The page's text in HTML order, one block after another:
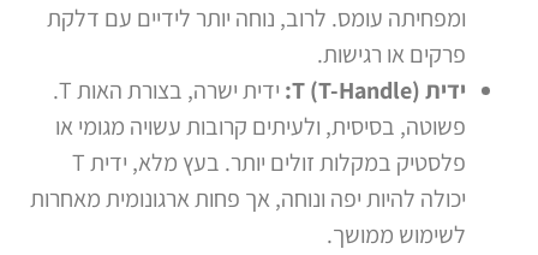
ומפחיתה עומס. לרוב, נוחה יותר לידיים עם דלקת
פרקים או רגישות.
ידית T (T-Handle):
פשוטה, בסיסית, ולעיתים קרובות עשויה מגומי או
פלסטיק במקלות זולים יותר. בעץ מלא, ידית T
יכולה להיות יפה ונוחה, אך פחות ארגונומית מאחרות
לשימוש ממושך.